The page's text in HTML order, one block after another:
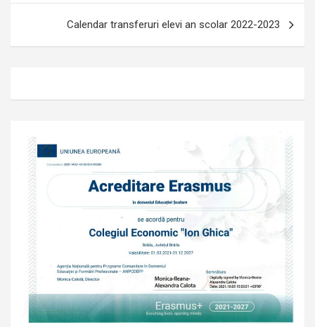
articoleCalendar transferuri elevi an scolar 2022-2023